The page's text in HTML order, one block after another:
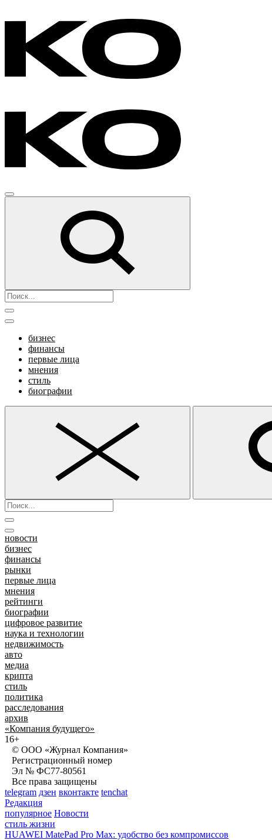
бизнес
финансы
первые лица
мнения
стиль
биографии
новости
бизнес
финансы
рынки
первые лица
мнения
рейтинги
биографии
цифровое развитие
наука и технологии
недвижимость
авто
медиа
крипта
стиль
политика
расследования
архив
«Компания будущего»
16+
© ООО «Журнал Компания»
Регистрационный номер
Эл № ФС77-80561
Все права защищены
telegram дзен вконтакте tenchat
Редакция
популярное Новости
стиль жизни
HUAWEI MatePad Pro Max: удобство без компромиссов